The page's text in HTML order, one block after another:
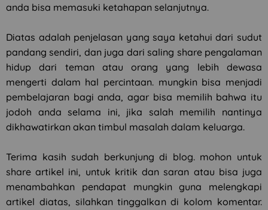
anda bisa memasuki ketahapan selanjutnya.
Diatas adalah penjelasan yang saya ketahui dari sudut
pandang sendiri, dan juga dari saling share pengalaman
hidup dari teman atau orang yang lebih dewasa
mengerti dalam hal percintaan. mungkin bisa menjadi
pembelajaran bagi anda, agar bisa memilih bahwa itu
jodoh anda selama ini, jika salah memilih nantinya
dikhawatirkan akan timbul masalah dalam keluarga.
Terima kasih sudah berkunjung di blog. mohon untuk
share artikel ini, untuk kritik dan saran atau bisa juga
menambahkan pendapat mungkin guna melengkapi
artikel diatas, silahkan tinggalkan di kolom komentar.